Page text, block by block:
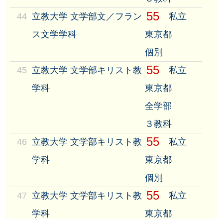
44 立教大学 文学部文／フラン
ス文学学科
55
私立
東京都
個別
45 立教大学 文学部キリスト教
学科
55
私立
東京都
全学部
３教科
46 立教大学 文学部キリスト教
学科
55
私立
東京都
個別
47 立教大学 文学部キリスト教
学科
55
私立
東京都